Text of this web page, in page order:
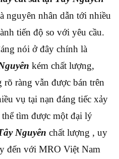
nguyên nhân dẫn tới nhiều
tiến độ so với yêu cầu.
nói ở đây chính là
kém chất lượng,
ràng vẫn được bán trên
vụ tại nạn đáng tiếc xảy
thể tìm được một đại lý
Nguyên chất lượng , uy
đến với MRO Việt Nam